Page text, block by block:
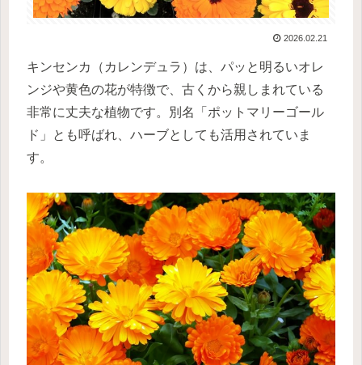
2026.02.21
キンセンカ（カレンデュラ）は、パッと明るいオレ
ンジや黄色の花が特徴で、古くから親しまれている
非常に丈夫な植物です。別名「ポットマリーゴール
ド」とも呼ばれ、ハーブとしても活用されていま
す。